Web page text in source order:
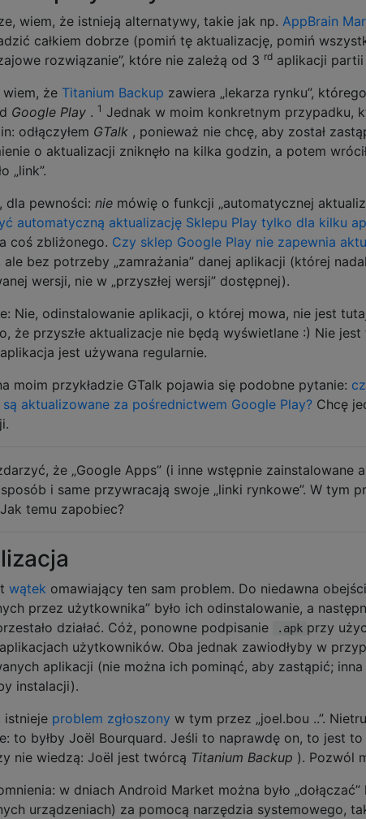
wiem, że istnieją alternatywy, takie jak np. AppBrain
całkiem dobrze (pomiń tę aktualizację, pomiń
rozwiązanie”, które nie zależą od 3 rd aplikacji
że Titanium Backup zawiera „lekarza rynku”,
Google Play . 1 Jednak w moim konkretnym przypadku,
odłączyłem GTalk , ponieważ nie chcę, aby został
o aktualizacji zniknęło na kilka godzin, a potem
„link”.
dla pewności: nie mówię o funkcji „automatycznej
automatyczną aktualizację Sklepu Play tylko dla kilku
coś zbliżonego. Czy sklep Google Play nie zapewnia
, ale bez potrzeby „zamrażania” danej aplikacji (której
wersji, nie w „przyszłej wersji” dostępnej).
Nie, odinstalowanie aplikacji, o której mowa, nie jest
że przyszłe aktualizacje nie będą wyświetlane :) Nie jest
jest używana regularnie.
moim przykładzie GTalk pojawia się podobne pytanie:
aktualizowane za pośrednictwem Google Play? Chcę
że „Google Apps” (i inne wstępnie zainstalowane
i same przywracają swoje „linki rynkowe”. W tym
temu zapobiec?
wątek omawiający ten sam problem. Do niedawna
przez użytkownika” było ich odinstalowanie, a
działać. Cóż, ponowne podpisanie
.apk przy
użytkowników. Oba jednak zawiodłyby w
aplikacji (nie można ich pominąć, aby zastąpić;
instalacji).
istnieje problem zgłoszony w tym przez „joel.bou ..”.
to byłby Joël Bourquard. Jeśli to naprawdę on, to jest
nie wiedzą: Joël jest twórcą Titanium Backup ). Pozwól
w dniach Android Market można było „dołączać”
urządzeniach) za pomocą narzędzia systemowego,